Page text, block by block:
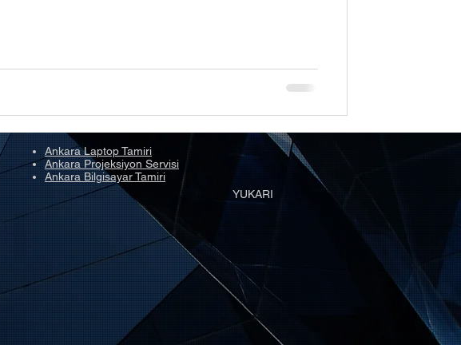
Ankara Laptop Tamiri
Ankara Projeksiyon Servisi
Ankara Bilgisayar Tamiri
YUKARI